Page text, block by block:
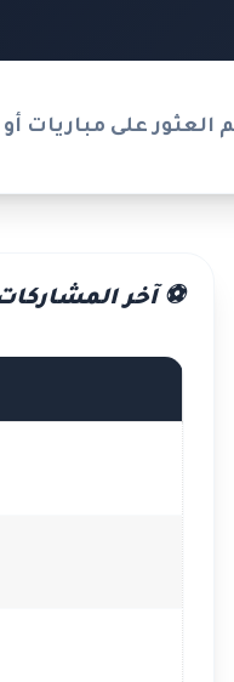
العثور على مباريات
⚽ آخر